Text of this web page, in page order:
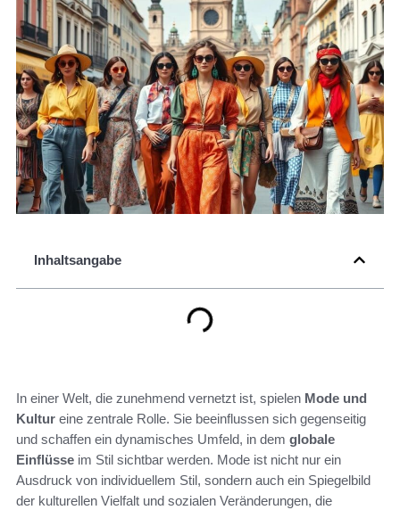
Inhaltsangabe
In einer Welt, die zunehmend vernetzt ist, spielen Mode und
Kultur eine zentrale Rolle. Sie beeinflussen sich gegenseitig
und schaffen ein dynamisches Umfeld, in dem globale
Einflüsse im Stil sichtbar werden. Mode ist nicht nur ein
Ausdruck von individuellem Stil, sondern auch ein Spiegelbild
der kulturellen Vielfalt und sozialen Veränderungen, die